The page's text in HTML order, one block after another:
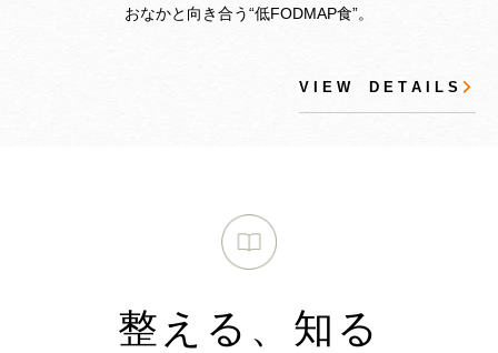
おなかと向き合う“低FODMAP食”。
V I E W D E T A I L S
整える、知る